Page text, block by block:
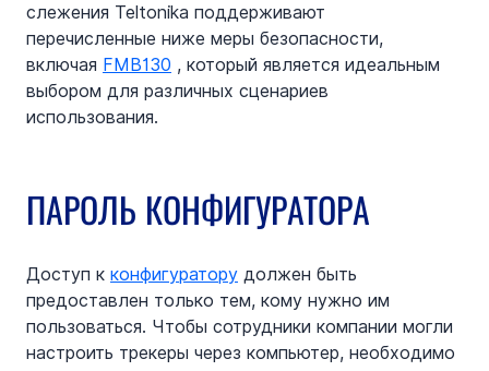
слежения Teltonika поддерживают
перечисленные ниже меры безопасности,
включая FMB130 , который является идеальным
выбором для различных сценариев
использования.
ПАРОЛЬ КОНФИГУРАТОРА
Доступ к конфигуратору должен быть
предоставлен только тем, кому нужно им
пользоваться. Чтобы сотрудники компании могли
настроить трекеры через компьютер, необходимо